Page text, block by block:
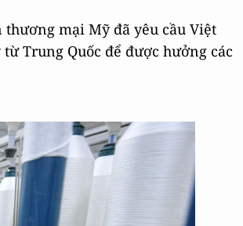
thương mại Mỹ đã yêu cầu Việt
Trung Quốc để được hưởng các